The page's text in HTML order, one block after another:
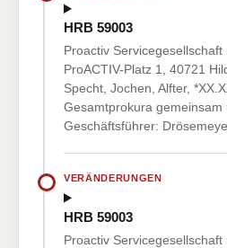
HRB 59003
Proactiv Servicegesellschaft
ProACTIV-Platz 1, 40721
Specht, Jochen, Alfter,
Gesamtprokura gemeinsam
Geschäftsführer:
VERÄNDERUNGEN
HRB 59003
Proactiv Servicegesellschaft